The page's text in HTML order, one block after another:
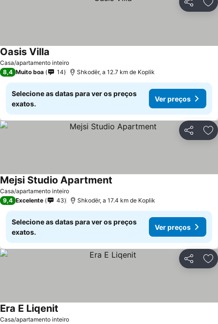
Partilhar
Casa/apartamento inteiro
Oasis Villa
8,4 Muito boa 14 Shkodër, a 12.7 km de Koplik
Selecione as datas para ver os preços
exatos.
Ver preços
Partilhar
Casa/apartamento inteiro
Mejsi Studio Apartment
9,4 Excelente 43 Shkodër, a 17.4 km de Koplik
Selecione as datas para ver os preços
exatos.
Ver preços
Partilhar
Casa/apartamento inteiro
Era E Liqenit